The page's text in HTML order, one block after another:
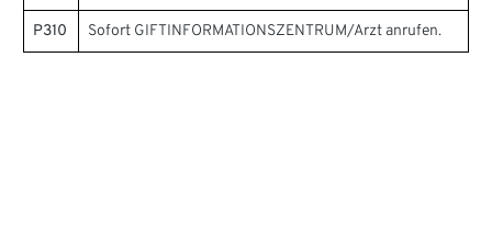
P310 Sofort GIFTINFORMATIONSZENTRUM/Arzt anrufen.